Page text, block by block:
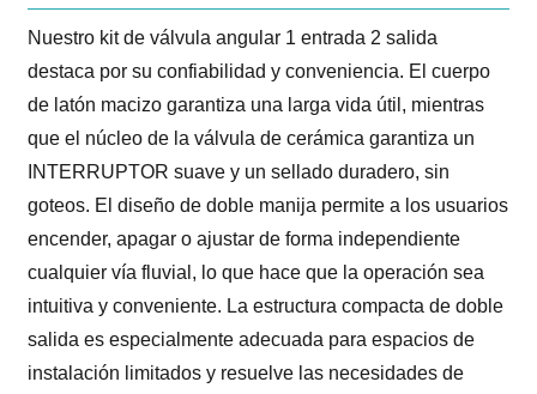
Nuestro kit de válvula angular 1 entrada 2 salida
destaca por su confiabilidad y conveniencia. El cuerpo
de latón macizo garantiza una larga vida útil, mientras
que el núcleo de la válvula de cerámica garantiza un
INTERRUPTOR suave y un sellado duradero, sin
goteos. El diseño de doble manija permite a los usuarios
encender, apagar o ajustar de forma independiente
cualquier vía fluvial, lo que hace que la operación sea
intuitiva y conveniente. La estructura compacta de doble
salida es especialmente adecuada para espacios de
instalación limitados y resuelve las necesidades de